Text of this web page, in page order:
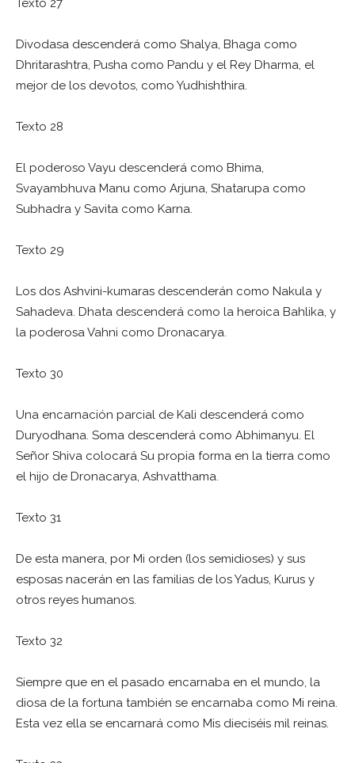
Texto 27
Divodasa descenderá como Shalya, Bhaga como
Dhritarashtra, Pusha como Pandu y el Rey Dharma, el
mejor de los devotos, como Yudhishthira.
Texto 28
El poderoso Vayu descenderá como Bhima,
Svayambhuva Manu como Arjuna, Shatarupa como
Subhadra y Savita como Karna.
Texto 29
Los dos Ashvini-kumaras descenderán como Nakula y
Sahadeva. Dhata descenderá como la heroica Bahlika, y
la poderosa Vahni como Dronacarya.
Texto 30
Una encarnación parcial de Kali descenderá como
Duryodhana. Soma descenderá como Abhimanyu. El
Señor Shiva colocará Su propia forma en la tierra como
el hijo de Dronacarya, Ashvatthama.
Texto 31
De esta manera, por Mi orden (los semidioses) y sus
esposas nacerán en las familias de los Yadus, Kurus y
otros reyes humanos.
Texto 32
Siempre que en el pasado encarnaba en el mundo, la
diosa de la fortuna también se encarnaba como Mi reina.
Esta vez ella se encarnará como Mis dieciséis mil reinas.